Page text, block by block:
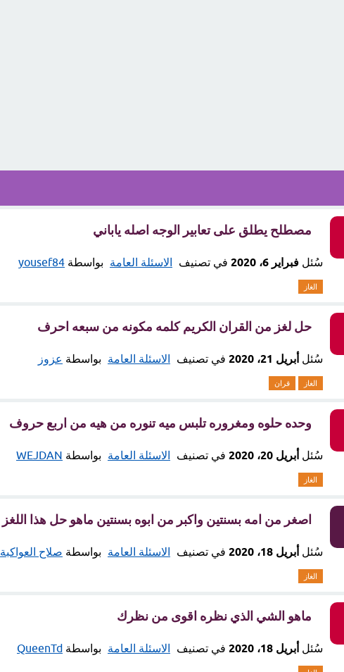
مصطلح يطلق على تعابير الوجه اصله ياباني
سُئل فبراير 6، 2020 في تصنيف الاسئلة العامة بواسطة yousef84
الغاز
حل لغز من القران الكريم كلمه مكونه من سبعه احرف
سُئل أبريل 21، 2020 في تصنيف الاسئلة العامة بواسطة عزوز
الغاز قران
وحده حلوه ومغروره تلبس ميه تنوره من هيه من اربع حروف
سُئل أبريل 20، 2020 في تصنيف الاسئلة العامة بواسطة WEJDAN
الغاز
اصغر من امه بسنتين واكبر من ابوه بسنتين ماهو حل هذا اللغز
سُئل أبريل 18، 2020 في تصنيف الاسئلة العامة بواسطة صلاح العواكبة
الغاز
ماهو الشي الذي نظره اقوى من نظرك
سُئل أبريل 18، 2020 في تصنيف الاسئلة العامة بواسطة QueenTd